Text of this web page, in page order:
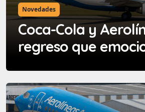
Novedades
Coca-Cola y
regreso que